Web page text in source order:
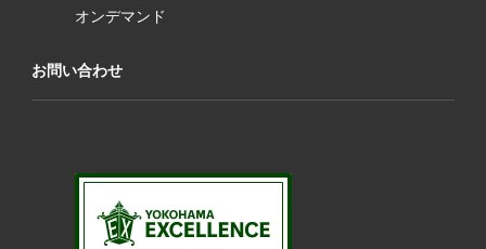
オンデマンド
お問い合わせ